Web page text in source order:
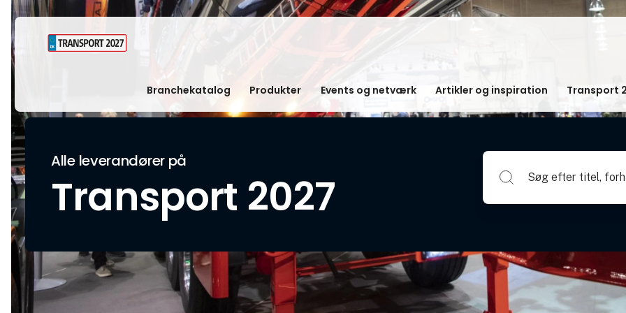
Branchekatalog Produkter Events og netværk Artikler og inspiration Transport
Alle leverandører på
Transport 2027
Søg efter titel,